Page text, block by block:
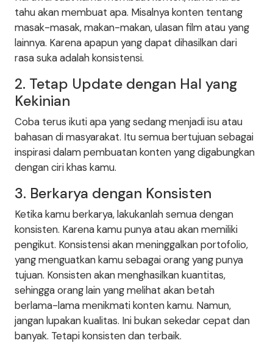
tahu akan membuat apa. Misalnya konten tentang
masak-masak, makan-makan, ulasan film atau yang
lainnya. Karena apapun yang dapat dihasilkan dari
rasa suka adalah konsistensi.
2. Tetap Update dengan Hal yang
Kekinian
Coba terus ikuti apa yang sedang menjadi isu atau
bahasan di masyarakat. Itu semua bertujuan sebagai
inspirasi dalam pembuatan konten yang digabungkan
dengan ciri khas kamu.
3. Berkarya dengan Konsisten
Ketika kamu berkarya, lakukanlah semua dengan
konsisten. Karena kamu punya atau akan memiliki
pengikut. Konsistensi akan meninggalkan portofolio,
yang menguatkan kamu sebagai orang yang punya
tujuan. Konsisten akan menghasilkan kuantitas,
sehingga orang lain yang melihat akan betah
berlama-lama menikmati konten kamu. Namun,
jangan lupakan kualitas. Ini bukan sekedar cepat dan
banyak. Tetapi konsisten dan terbaik.